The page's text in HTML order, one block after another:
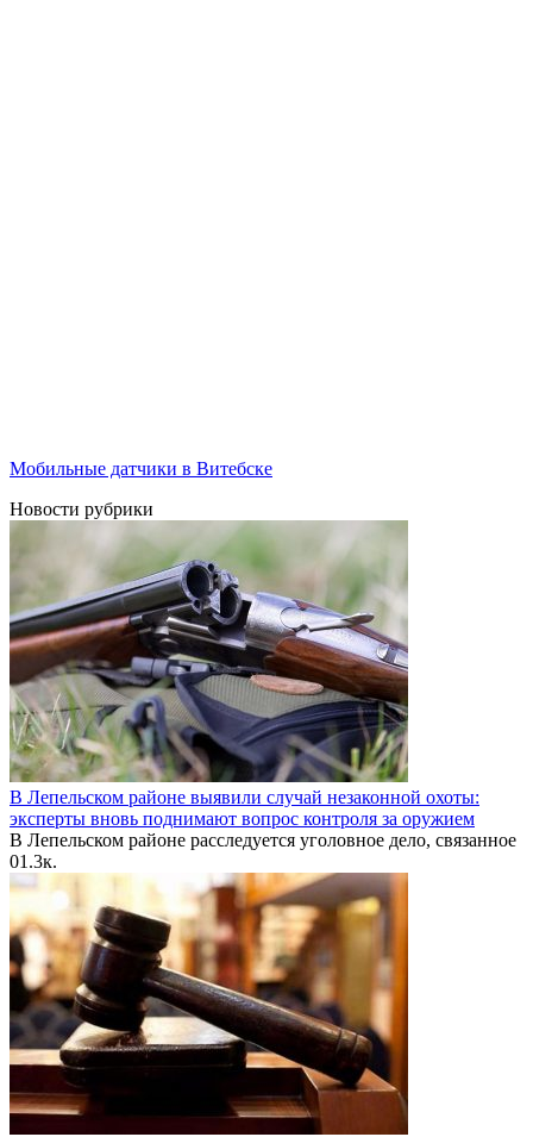
Мобильные датчики в Витебске
Новости рубрики
В Лепельском районе выявили случай незаконной охоты:
эксперты вновь поднимают вопрос контроля за оружием
В Лепельском районе расследуется уголовное дело, связанное
01.3к.